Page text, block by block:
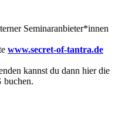
Seminaranbieter*innen
www.secret-of-tantra.de
kannst du dann hier die
buchen.